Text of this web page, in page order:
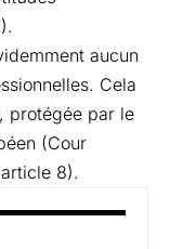
).
aucun
Cela
protégée par le
(Cour
8).